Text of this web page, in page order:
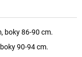
boky 86-90 cm.
90-94 cm.